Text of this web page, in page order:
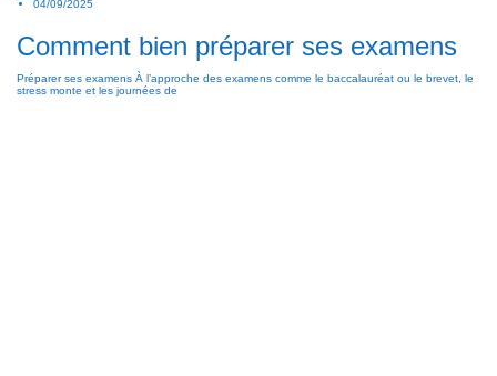
04/09/2025
Comment bien préparer ses examens
Préparer ses examens À l’approche des examens comme le baccalauréat ou le brevet, le
stress monte et les journées de